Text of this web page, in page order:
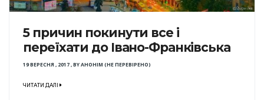
5 причин покинути все і
переїхати до Івано-Франківська
19 ВЕРЕСНЯ , 2017,BYАНОНІМ (НЕ ПЕРЕВІРЕНО)
ЧИТАТИ ДАЛІ